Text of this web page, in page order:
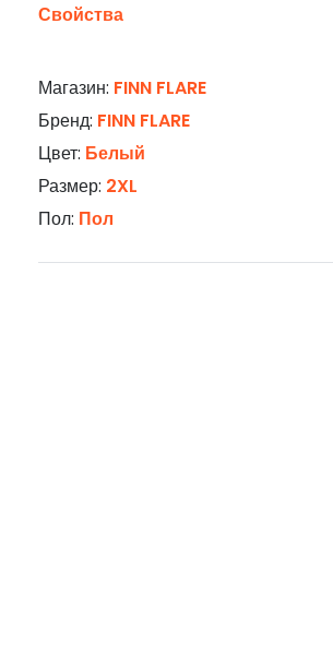
Свойства
Магазин: FINN FLARE
Бренд: FINN FLARE
Цвет: Белый
Размер: 2XL
Пол: Пол